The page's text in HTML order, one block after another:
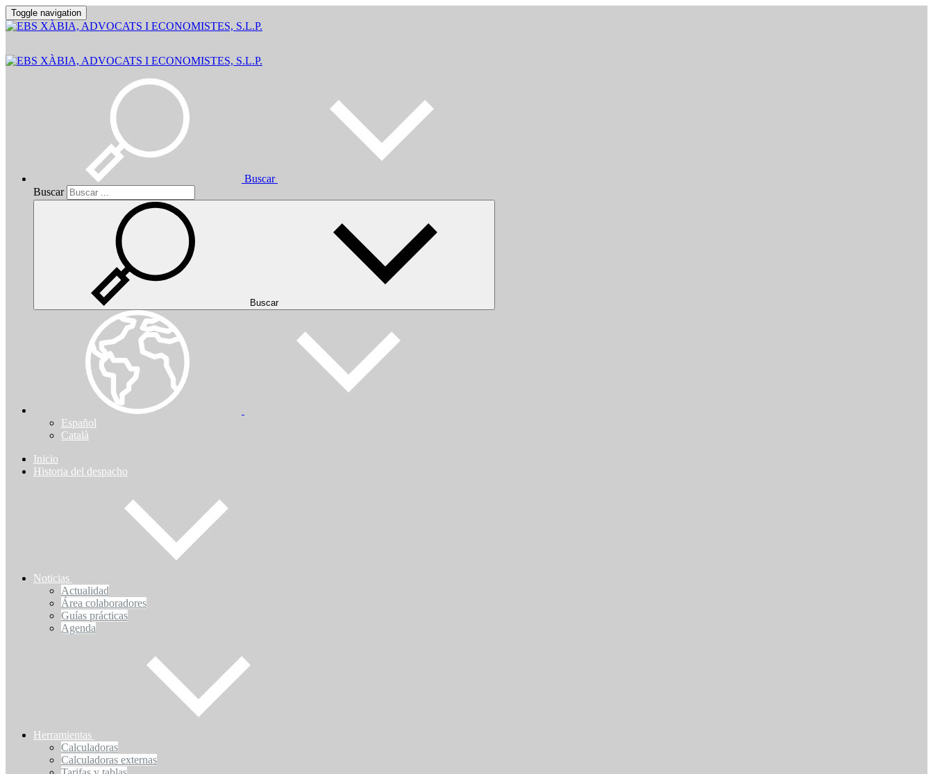
Toggle navigation
Buscar
Buscar
Buscar
Español
Català
Inicio
Historia del despacho
Noticias
Actualidad
Área colaboradores
Guías prácticas
Agenda
Herramientas
Calculadoras
Calculadoras externas